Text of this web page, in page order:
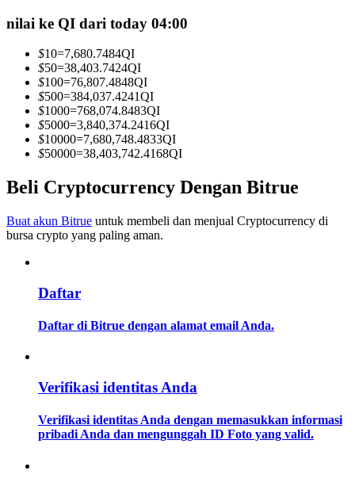
Informasi
Memandu
nilai ke QI dari today 04:00
$10=7,680.7484QI
$50=38,403.7424QI
$100=76,807.4848QI
$500=384,037.4241QI
$1000=768,074.8483QI
$5000=3,840,374.2416QI
$10000=7,680,748.4833QI
$50000=38,403,742.4168QI
Beli Cryptocurrency Dengan Bitrue
Buat akun Bitrue untuk membeli dan menjual Cryptocurrency di
bursa crypto yang paling aman.
Daftar
Daftar di Bitrue dengan alamat email Anda.
Verifikasi identitas Anda
Verifikasi identitas Anda dengan memasukkan informasi
pribadi Anda dan mengunggah ID Foto yang valid.